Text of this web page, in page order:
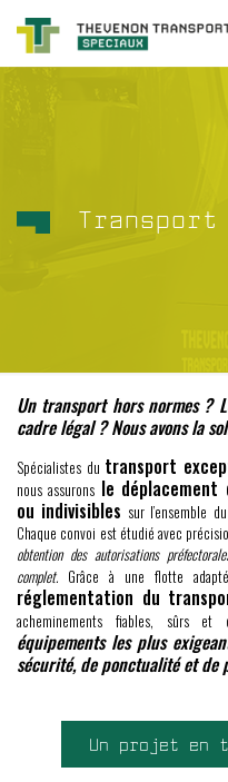
Transport
Un transport hors normes ?
cadre légal ? Nous avons la
Spécialistes du transport
nous assurons le déplacement
ou indivisibles sur l’ensemble du
Chaque convoi est étudié avec
obtention des autorisations
complet. Grâce à une flotte
réglementation du
acheminements fiables, sûrs et
équipements les plus
sécurité, de ponctualité et de
Un projet en